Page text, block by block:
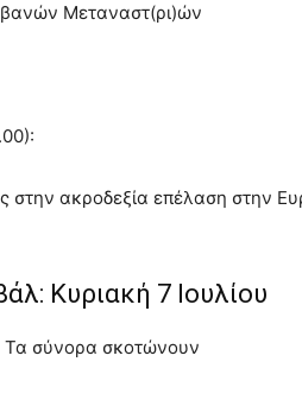
Μεταναστ(ρι)ών
ακροδεξία επέλαση στην
Κυριακή 7 Ιουλίου
σύνορα σκοτώνουν